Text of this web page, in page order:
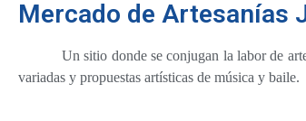
Mercado de Artesanías
Un sitio donde se conjugan la labor de
variadas y propuestas artísticas de música y baile.